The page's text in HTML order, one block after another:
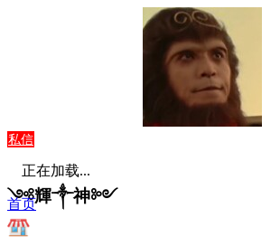
私信
༺輝༒神༻
正在加载...
首页